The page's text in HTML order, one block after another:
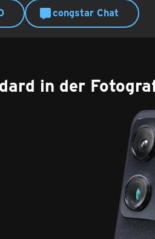
congstar Chat
in der